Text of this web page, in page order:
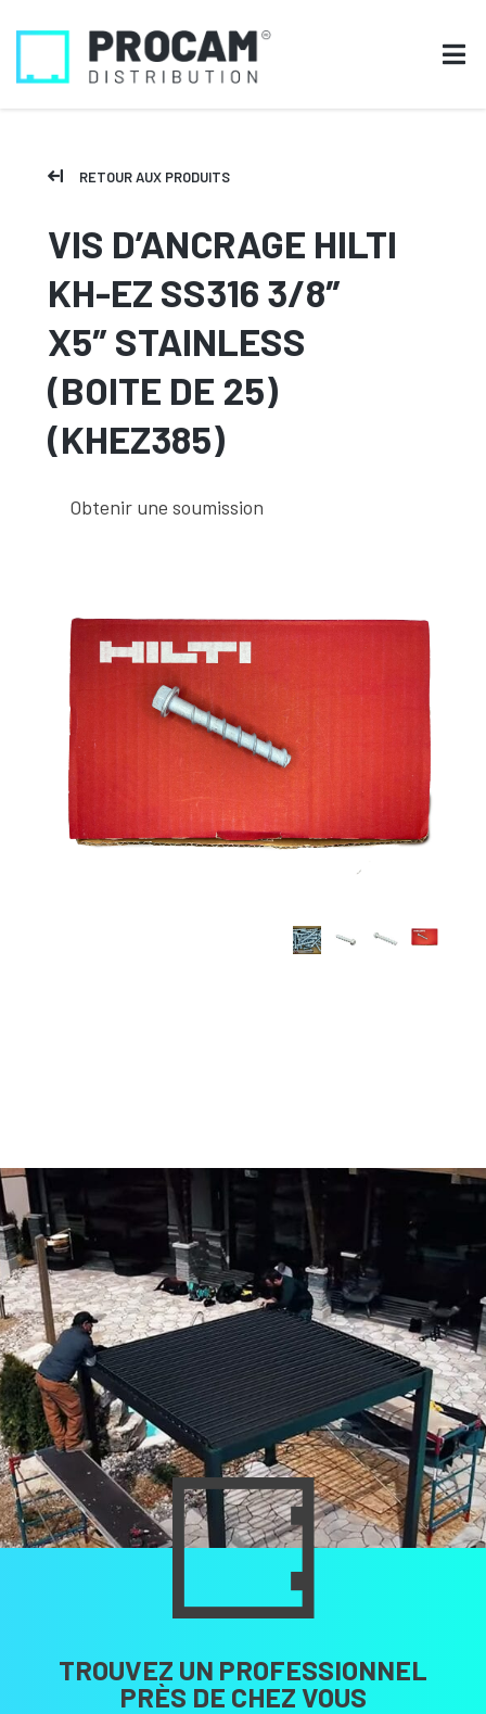
RETOUR AUX PRODUITS
VIS D’ANCRAGE HILTI
KH-EZ SS316 3/8″
X5″ STAINLESS
(BOITE DE 25)
(KHEZ385)
Obtenir une soumission
TROUVEZ UN PROFESSIONNEL
PRÈS DE CHEZ VOUS